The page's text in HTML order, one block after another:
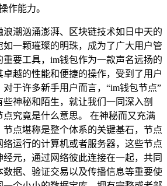
作能力。
浪潮汹涌澎湃、区块链技术如日中天的
如一颗璀璨的明珠，成为了广大用户管
要工具，im钱包作为一款声名远扬的
越的性能和便捷的操作，受到了用户
于许多新手用户而言，“im钱包节点”
神秘和陌生，就让我们一同深入剖
究竟是什么意思。 在神秘而又充满
点堪称是整个体系的关键基石，节点
运行的计算机或者服务器，这些节点
元，通过网络彼此连接在一起，共同
数据、验证交易以及传播信息等重要使